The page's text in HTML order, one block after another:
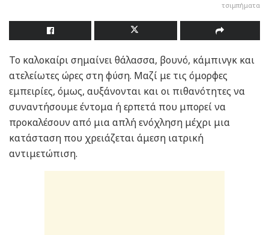
τσιμπήματα
Το καλοκαίρι σημαίνει θάλασσα, βουνό, κάμπινγκ και
ατελείωτες ώρες στη φύση. Μαζί με τις όμορφες
εμπειρίες, όμως, αυξάνονται και οι πιθανότητες να
συναντήσουμε έντομα ή ερπετά που μπορεί να
προκαλέσουν από μια απλή ενόχληση μέχρι μια
κατάσταση που χρειάζεται άμεση ιατρική
αντιμετώπιση.